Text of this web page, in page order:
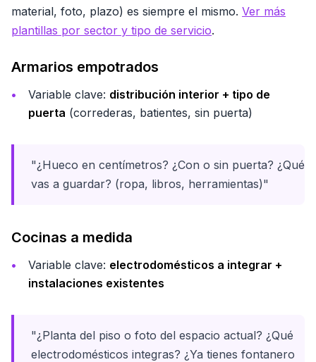
material, foto, plazo) es siempre el mismo. Ver más
plantillas por sector y tipo de servicio.
Armarios empotrados
Variable clave: distribución interior + tipo de
puerta (correderas, batientes, sin puerta)
"¿Hueco en centímetros? ¿Con o sin puerta? ¿Qué
vas a guardar? (ropa, libros, herramientas)"
Cocinas a medida
Variable clave: electrodomésticos a integrar +
instalaciones existentes
"¿Planta del piso o foto del espacio actual? ¿Qué
electrodomésticos integras? ¿Ya tienes fontanero